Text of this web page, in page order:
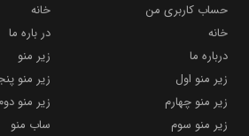
حساب کاربری من
خانه
خانه
در باره ما
درباره ما
زیر منو
زیر منو اول
زیر منو
زیر منو چهارم
زیر منو
زیر منو سوم
ساب منو